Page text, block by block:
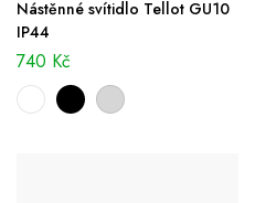
Nástěnné svítidlo Tellot GU10
IP44
740 Kč